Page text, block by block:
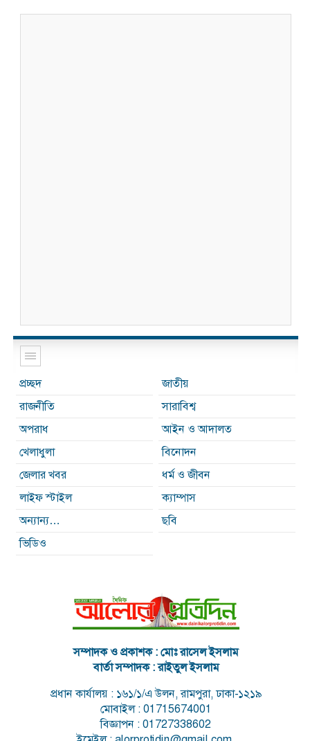
প্রচ্ছদ
জাতীয়
রাজনীতি
সারাবিশ্ব
অপরাধ
আইন ও আদালত
খেলাধুলা
বিনোদন
জেলার খবর
ধর্ম ও জীবন
লাইফ স্টাইল
ক্যাম্পাস
অন্যান্য…
ছবি
ভিডিও
সম্পাদক ও প্রকাশক : মোঃ রাসেল ইসলাম
বার্তা সম্পাদক : রাইতুল ইসলাম
প্রধান কার্যালয় : ১৬১/১/এ উলন, রামপুরা, ঢাকা-১২১৯
মোবাইল : 01715674001
বিজ্ঞাপন : 01727338602